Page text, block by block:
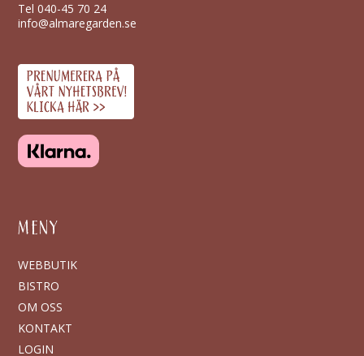
Tel040-45 70 24
info@almaregarden.se
MENY
WEBBUTIK
BISTRO
OM OSS
KONTAKT
LOGIN